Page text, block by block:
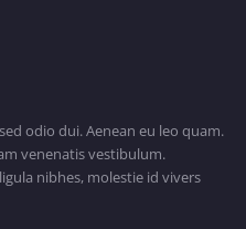
odio dui. Aenean eu leo quam.
venenatis vestibulum.
nibhes, molestie id vivers